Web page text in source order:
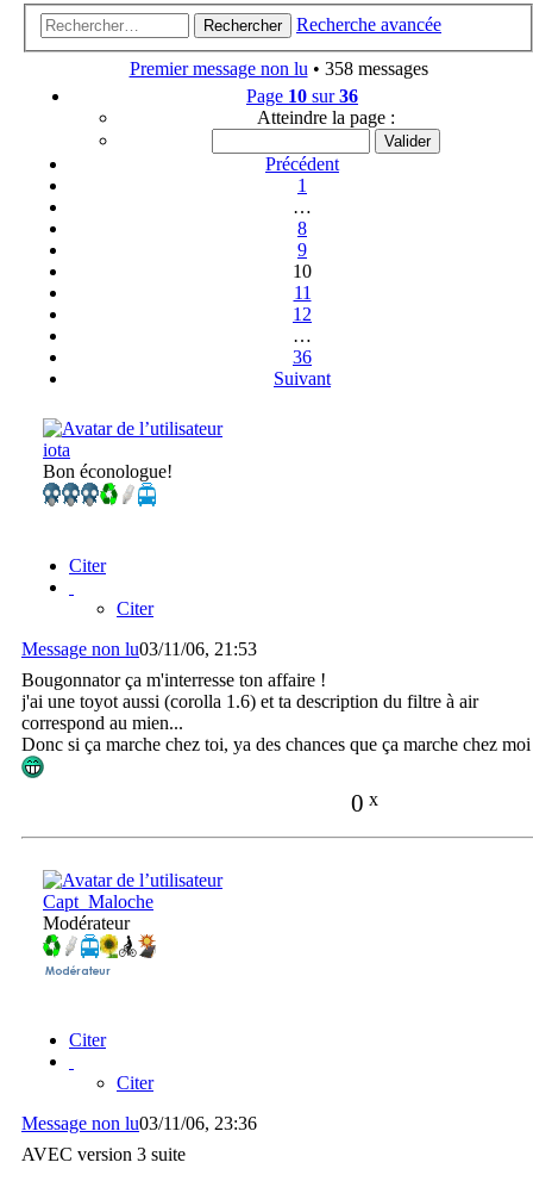
Rechercher Recherche avancée
Premier message non lu • 358 messages
Page 10 sur36
Atteindre la page :
Précédent
1
…
8
9
10
11
12
…
36
Suivant
iota
Bon éconologue!
Citer
Citer
Message non lu03/11/06, 21:53
Bougonnator ça m'interresse ton affaire !
j'ai une toyot aussi (corolla 1.6) et ta description du filtre à air
correspond au mien...
Donc si ça marche chez toi, ya des chances que ça marche chez moi
0 x
Capt_Maloche
Modérateur
Citer
Citer
Message non lu03/11/06, 23:36
AVEC version 3 suite